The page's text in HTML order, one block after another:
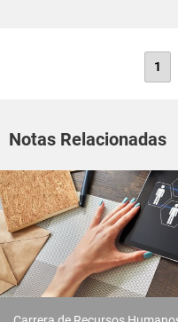
1
Notas Relacionadas